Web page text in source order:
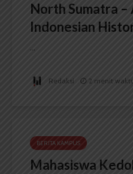
North Sumatra –
Indonesian
...
Redaksi 2 menit
BERITA KAMPUS
Mahasiswa